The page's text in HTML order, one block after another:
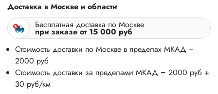
40*100*4
40*180*4
40*40*1,5
40*40*2
40*40*3
40*60*2
40*60*3
40*80*3
Доставка в Москве и области
Бесплатная доставка по Москве
при заказе от 15 000 руб
Стоимость доставки по Москве в пределах МКАД –
2000 руб
Стоимость доставки за пределами МКАД – 2000 руб +
30 руб/км